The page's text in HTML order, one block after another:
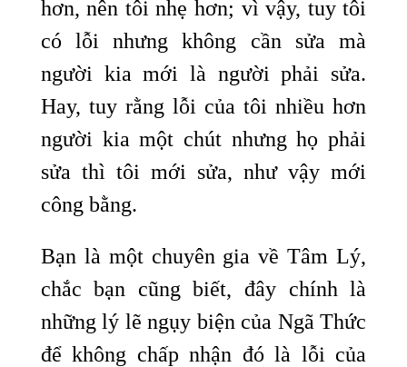
hơn, nên tôi nhẹ hơn; vì vậy, tuy tôi
có lỗi nhưng không cần sửa mà
người kia mới là người phải sửa.
Hay, tuy rằng lỗi của tôi nhiều hơn
người kia một chút nhưng họ phải
sửa thì tôi mới sửa, như vậy mới
công bằng.
Bạn là một chuyên gia về Tâm Lý,
chắc bạn cũng biết, đây chính là
những lý lẽ ngụy biện của Ngã Thức
để không chấp nhận đó là lỗi của